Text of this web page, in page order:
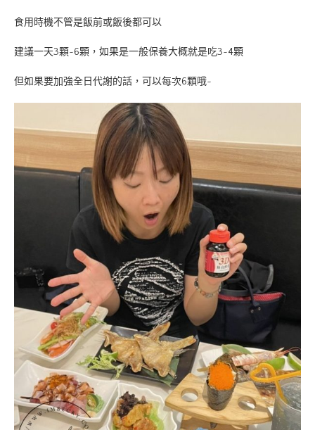
食用時機不管是飯前或飯後都可以
建議一天3顆~6顆，如果是一般保養大概就是吃3~4顆
但如果要加強全日代謝的話，可以每次6顆哦~